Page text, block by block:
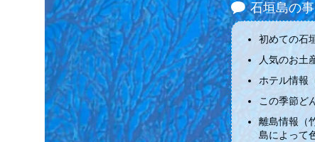
石垣島の事
初めての石
人気のお土
ホテル情報
この季節ど
離島情報（
島によって